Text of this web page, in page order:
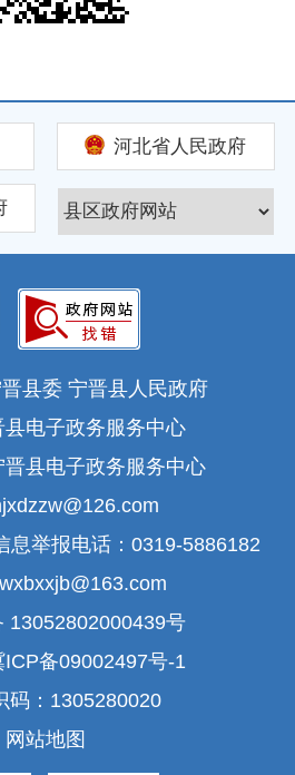
河北省人民政府
县委 宁晋县人民政府
电子政务服务中心
晋县电子政务服务中心
息举报电话：0319-5886182
13052802000439号
备09002497号-1
码：1305280020
网站地图